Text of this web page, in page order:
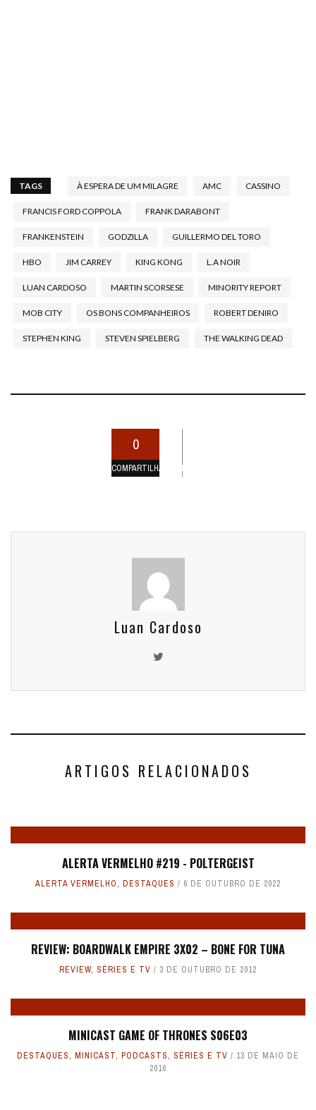
TAGS À ESPERA DE UM MILAGRE AMC CASSINO
FRANCIS FORD COPPOLA FRANK DARABONT
FRANKENSTEIN GODZILLA GUILLERMO DEL TORO
HBO JIM CARREY KING KONG L.A NOIR
LUAN CARDOSO MARTIN SCORSESE MINORITY REPORT
MOB CITY OS BONS COMPANHEIROS ROBERT DENIRO
STEPHEN KING STEVEN SPIELBERG THE WALKING DEAD
0
COMPARTILHAMENTOS
Luan Cardoso
ARTIGOS RELACIONADOS
ALERTA VERMELHO #219 - POLTERGEIST
ALERTA VERMELHO, DESTAQUES 6 DE OUTUBRO DE 2022
REVIEW: BOARDWALK EMPIRE 3X02 – BONE FOR TUNA
REVIEW, SÉRIES E TV 3 DE OUTUBRO DE 2012
MINICAST GAME OF THRONES S06E03
DESTAQUES, MINICAST, PODCASTS, SÉRIES E TV
13 DE MAIO DE
2016